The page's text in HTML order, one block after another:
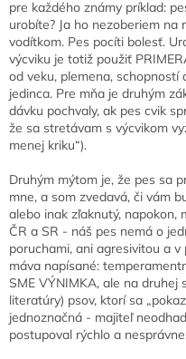
pre každého známy príklad:
urobíte? Ja ho nezoberiem
vodítkom. Pes pocíti bolesť.
výcviku je totiž použiť
od veku, plemena,
jedinca. Pre mňa je druhým
dávku pochvaly, ak pes cvik
že sa stretávam s výcvikom
menej kriku“).
Druhým mýtom je, že pes sa
mne, a som zvedavá, či vám
alebo inak zľaknutý, napokon,
ČR a SR - náš pes nemá o
poruchami, ani agresivitou a
máva napísané:
SME VÝNIMKA, ale na
literatúry) psov, ktorí sa
jednoznačná - majiteľ
postupoval rýchlo a